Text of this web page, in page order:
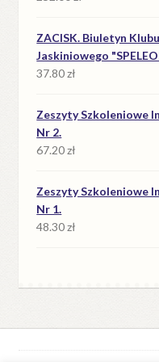
ZACISK. Biuletyn
Jaskiniowego
37.80zł
Zeszyty Szkoleniowe
Nr 2.
67.20zł
Zeszyty Szkoleniowe
Nr 1.
48.30zł